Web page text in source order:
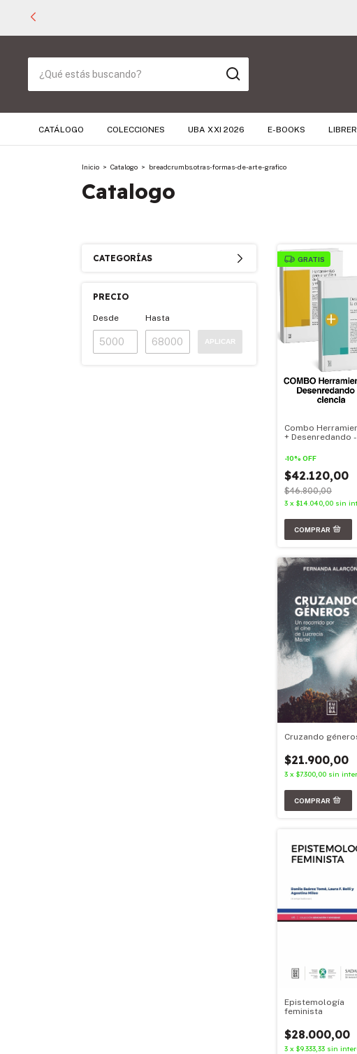
CATÁLOGO COLECCIONES UBA XXI 2026 E-BOOKS
Inicio > Catalogo > breadcrumbs.otras-formas-de-arte-grafico
Catalogo
CATEGORÍAS
PRECIO
Desde Hasta
APLICAR
GRATIS
Combo
+ Desenredando -
-10% OFF
$42.120,00
$46.800,00
3 x $14.040,00 sin
Cruzando
$21.900,00
3 x $7.300,00 sin
Epistemología
feminista
$28.000,00
3 x $9.333,33 sin